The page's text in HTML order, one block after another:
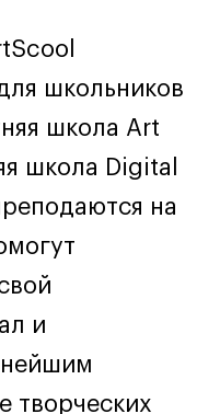
школьников
школа Art
школа Digital
на
и
творческих